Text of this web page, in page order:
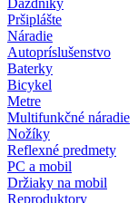
Dáždniky
Pršiplášte
Náradie
Autopríslušenstvo
Baterky
Bicykel
Metre
Multifunkčné náradie
Nožíky
Reflexné predmety
PC a mobil
Držiaky na mobil
Reproduktory